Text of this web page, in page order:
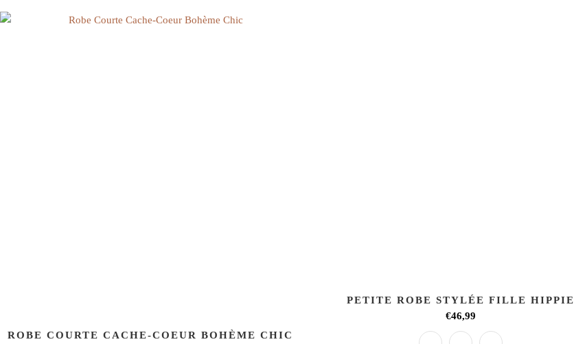
ROBE COURTE CACHE-COEUR BOHÈME CHIC
PETITE ROBE STYLÉE FILLE HIPPIE
€46,99